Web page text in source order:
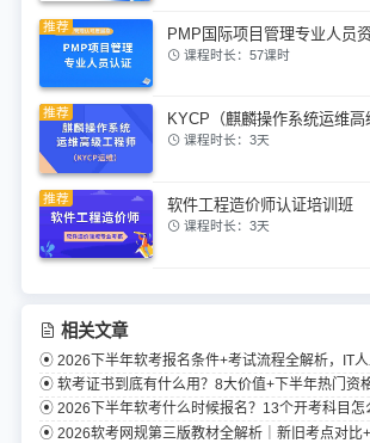
PMP国际项目管理专业人员
课程时长：57课时
KYCP（麒麟操作系统运维
课程时长：3天
软件工程造价师认证培训班
课程时长：3天
相关文章
2026下半年软考报名条件+考试流程全解析，IT
软考证书到底有什么用？8大价值+下半年热门资
2026下半年软考什么时候报名？13个开考科目怎
2026软考网规第三版教材全解析｜新旧考点对比